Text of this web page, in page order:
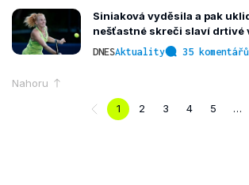
Siniaková vyděsila a pak
nešťastné skreči slaví drtivé
DNESAktuality 35 komentářů
Nahoru
1
2 3 4 5 …